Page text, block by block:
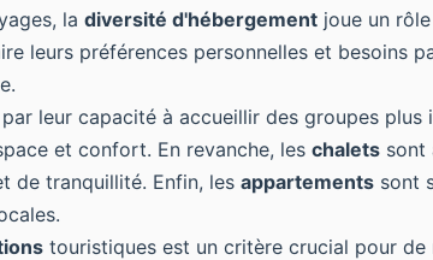
la diversité d'hébergement joue un
leurs préférences personnelles et besoins
leur capacité à accueillir des groupes
et confort. En revanche, les chalets sont
de tranquillité. Enfin, les appartements sont
touristiques est un critère crucial pour